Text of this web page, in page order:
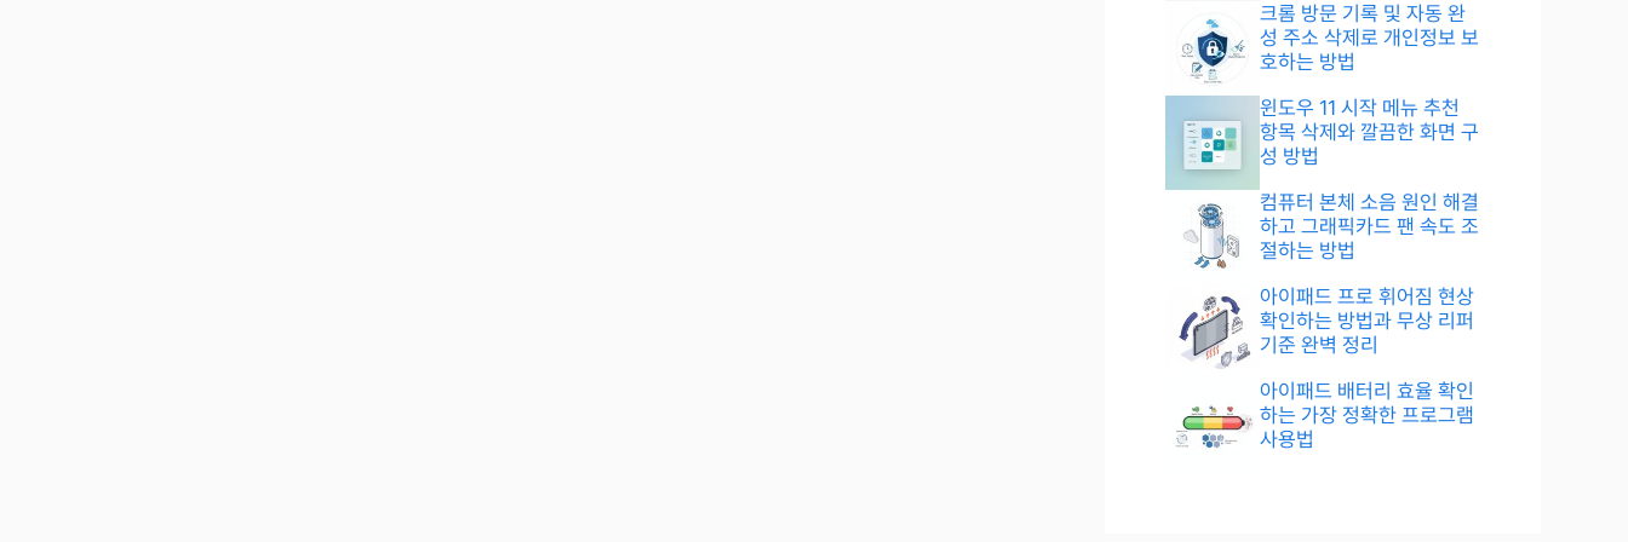
크롬 방문 기록 및 자동 완
성 주소 삭제로 개인정보 보
호하는 방법
윈도우 11 시작 메뉴 추천
항목 삭제와 깔끔한 화면 구
성 방법
컴퓨터 본체 소음 원인 해결
하고 그래픽카드 팬 속도 조
절하는 방법
아이패드 프로 휘어짐 현상
확인하는 방법과 무상 리퍼
기준 완벽 정리
아이패드 배터리 효율 확인
하는 가장 정확한 프로그램
사용법